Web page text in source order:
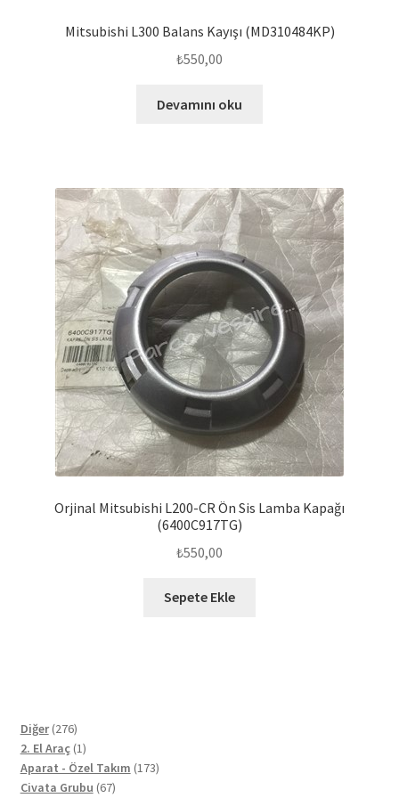
Mitsubishi L300 Balans Kayışı (MD310484KP)
₺550,00
Devamını oku
Orjinal Mitsubishi L200-CR Ön Sis Lamba Kapağı
(6400C917TG)
₺550,00
Sepete Ekle
Diğer 276276
ürün
2. El Araç 11
ürün
Aparat - Özel Takım 173173
Civata Grubu 6767